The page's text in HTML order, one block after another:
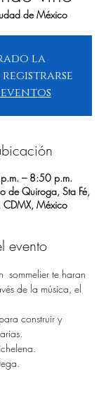
de México
la
registrarse
– 8:50 p.m.
de Quiroga, Sta Fé,
México
evento
sommelier te haran
de la música, el
construir y